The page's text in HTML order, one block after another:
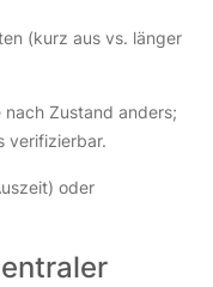
(kurz aus vs. länger
Zustand anders;
verifizierbar.
oder